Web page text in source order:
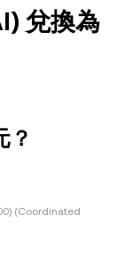
兌換為
？
(Coordinated